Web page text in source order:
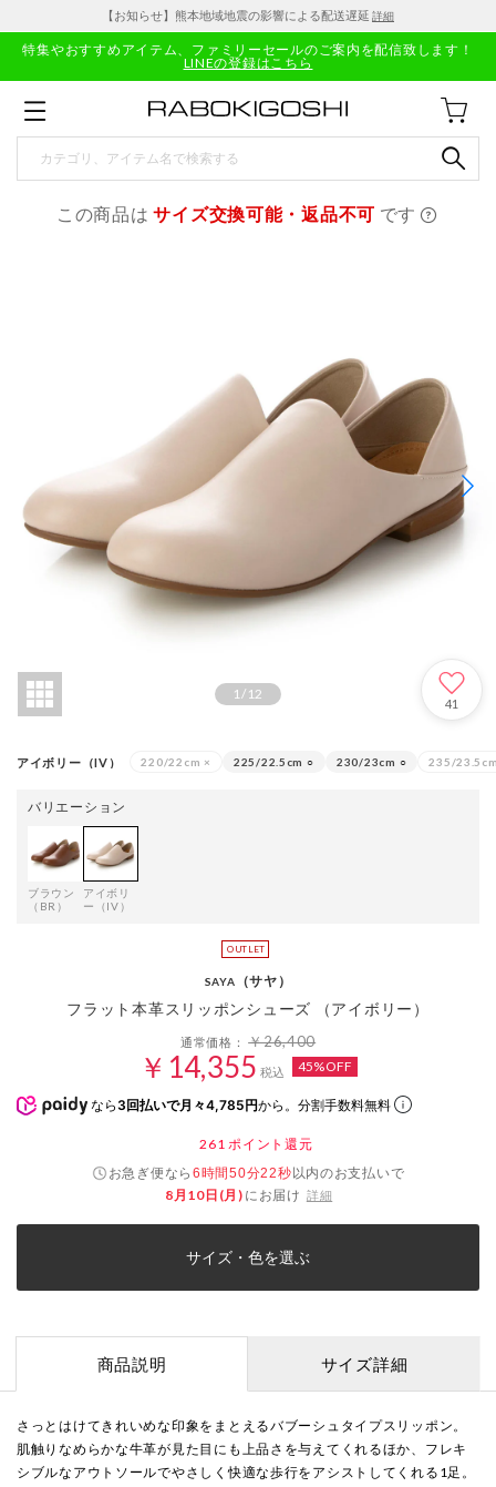
【お知らせ】熊本地域地震の影響による配送遅延 詳細
特集やおすすめアイテム、ファミリーセールのご案内を配信致します！
LINEの登録はこちら
この商品はサイズ交換可能・返品不可 です
1/ 12
41
アイボリー（IV） 220/22cm × 225/22.5cm ○ 230/23cm ○ 235/
バリエーション
ブラウン
（BR）
アイボリ
ー（IV）
SAYA （サヤ）
フラット本革スリッポンシューズ （アイボリー）
通常価格：￥26,400
￥14,355 税込 45%OFF
なら 3回払いで月々4,785円から。分割手数料無料
261 ポイント還元
お急ぎ便なら6時間50分22秒以内のお支払いで
8月10日(月) にお届け 詳細
サイズ・色を選ぶ
商品説明 サイズ詳細
さっとはけてきれいめな印象をまとえるバブーシュタイプスリッポン。
肌触りなめらかな牛革が見た目にも上品さを与えてくれるほか、フレキ
シブルなアウトソールでやさしく快適な歩行をアシストしてくれる1足。